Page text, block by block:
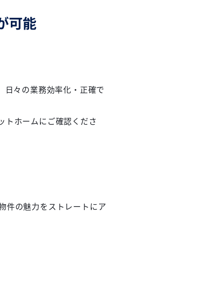
可能
々の業務効率化・正確で
トホームにご確認くださ
件の魅力をストレートにア